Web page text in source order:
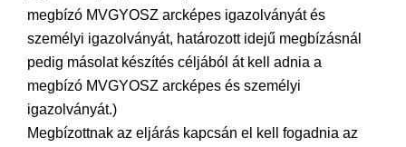
megbízó MVGYOSZ arcképes igazolványát és
személyi igazolványát, határozott idejű megbízásnál
pedig másolat készítés céljából át kell adnia a
megbízó MVGYOSZ arcképes és személyi
igazolványát.)
Megbízottnak az eljárás kapcsán el kell fogadnia az